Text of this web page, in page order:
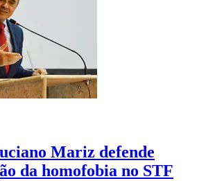
Mariz defende
da homofobia no STF